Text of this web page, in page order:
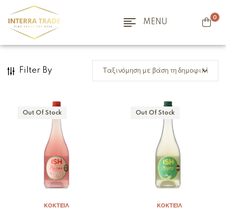
MENU
0
Filter By
Out Of Stock
ΚΟΚΤΈΙΛ
Out Of Stock
ΚΟΚΤΈΙΛ